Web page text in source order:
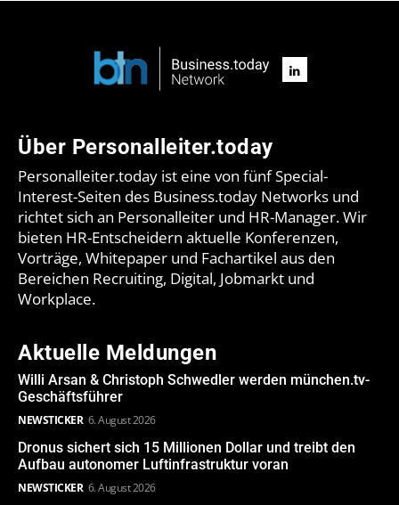
Über Personalleiter.today
Personalleiter.today ist eine von fünf Special-
Interest-Seiten des Business.today Networks und
richtet sich an Personalleiter und HR-Manager. Wir
bieten HR-Entscheidern aktuelle Konferenzen,
Vorträge, Whitepaper und Fachartikel aus den
Bereichen Recruiting, Digital, Jobmarkt und
Workplace.
Aktuelle Meldungen
Willi Arsan & Christoph Schwedler werden münchen.tv-
Geschäftsführer
NEWSTICKER 6. August 2026
Dronus sichert sich 15 Millionen Dollar und treibt den
Aufbau autonomer Luftinfrastruktur voran
NEWSTICKER 6. August 2026